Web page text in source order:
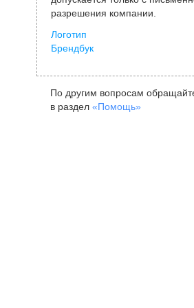
разрешения компании.
Логотип
Брендбук
По другим вопросам
в раздел «Помощь»